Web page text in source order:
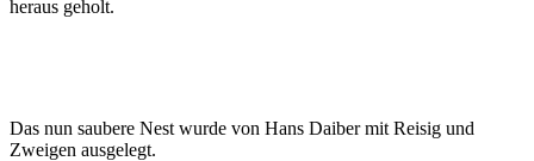
heraus geholt.
Das nun saubere Nest wurde von Hans Daiber mit Reisig und
Zweigen ausgelegt.